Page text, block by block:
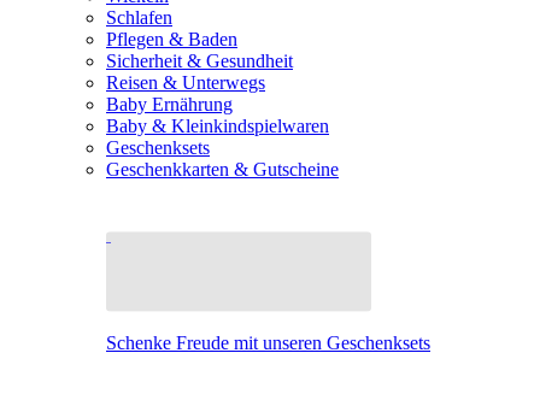
Schlafen
Pflegen & Baden
Sicherheit & Gesundheit
Reisen & Unterwegs
Baby Ernährung
Baby & Kleinkindspielwaren
Geschenksets
Geschenkkarten & Gutscheine
Schenke Freude mit unseren Geschenksets